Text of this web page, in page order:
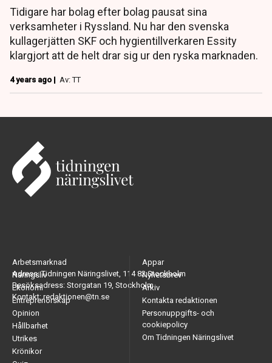
Tidigare har bolag efter bolag pausat sina
verksamheter i Ryssland. Nu har den svenska
kullagerjätten SKF och hygientillverkaren Essity
klargjort att de helt drar sig ur den ryska marknaden.
4 years ago | Av: TT
Adress: Tidningen Näringslivet, 114 82 Stockholm
Besöksadress: Storgatan 19, Stockholm
Kontakt: redaktionen@tn.se
Arbetsmarknad
Näringsliv
Ekonomi
Entreprenörskap
Opinion
Hållbarhet
Utrikes
Krönikor
Appar
Nyhetsbrev
Arkiv
Kontakta redaktionen
Personuppgifts- och
cookiepolicy
Om Tidningen Näringslivet